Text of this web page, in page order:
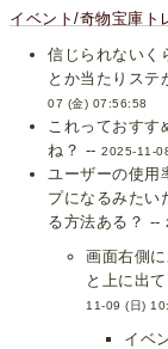
イベント/奇物宝庫ト
信じられないく
とか当たりステ
07 (金) 07:56:58
これっておすす
ね？ --2025-11-
ユーザーの使用
プになるみたい
る方法ある？ --
画面右側
と上に出
11-09 (日)
イベ